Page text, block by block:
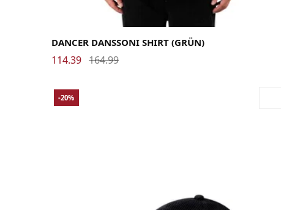
X-Large XX-Large
DANCER DANSSONI SHIRT (GRÜN)
114.39 164.99
-20%